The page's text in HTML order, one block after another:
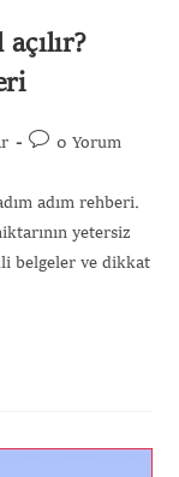
0 Yorum
adım rehberi.
yetersiz
belgeler ve dikkat